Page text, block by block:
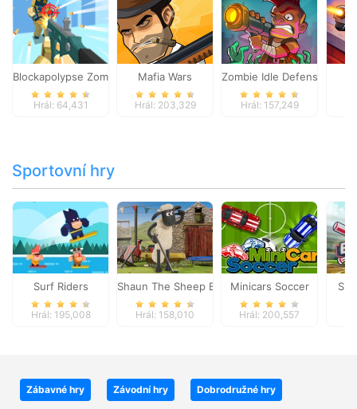
Blockapolypse Zombie Shooter
Hrál: 64,431
Mafia Wars
Hrál: 203,329
Zombie Idle Defense
Hrál: 157,249
Sportovní hry
Surf Riders
Hrál: 195,008
Shaun The Sheep Baahmy Golf
Hrál: 158,010
Minicars Soccer
Hrál: 200,557
Zábavné hry Závodní hry Dobrodružné hry